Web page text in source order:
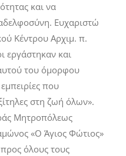
και να
Ευχαριστώ
Κέντρου Αρχιμ. π.
εργάστηκαν και
του όμορφου
που
στη ζωή όλων».
Μητροπόλεως
«Ο Άγιος Φώτιος»
προς όλους τους